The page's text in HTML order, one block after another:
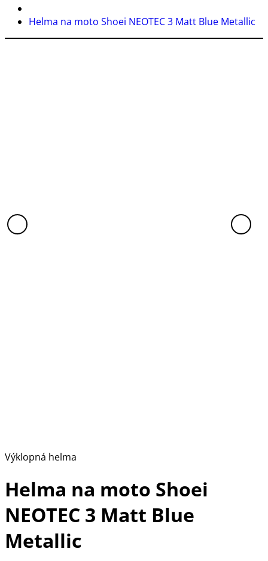
Helma na moto Shoei NEOTEC 3 Matt Blue Metallic
Výklopná helma
Helma na moto Shoei
NEOTEC 3 Matt Blue
Metallic